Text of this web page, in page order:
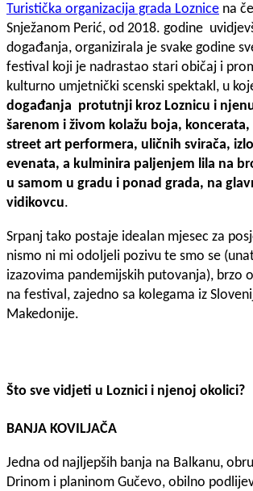
Turistička organizacija grada Loznice na
Snježanom Perić, od 2018. godine
događanja, organizirala je svake godine
festival koji je nadrastao stari običaj i
kulturno umjetnički scenski spektakl, u
događanja protutnji kroz Loznicu i
šarenom i živom kolažu boja,
street art performera, uličnih svirača,
evenata, a kulminira paljenjem lila na
u samom u gradu i ponad grada, na
vidikovcu.
Srpanj tako postaje idealan mjesec za
nismo ni mi odoljeli pozivu te smo se
izazovima pandemijskih putovanja), brzo
na festival, zajedno sa kolegama iz
Makedonije.
Što sve vidjeti u Loznici i njenoj okolici?
BANJA KOVILJAČA
Jedna od najljepših banja na Balkanu,
Drinom i planinom Gučevo, obilno